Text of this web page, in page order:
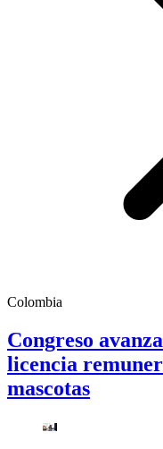
Colombia
Congreso
licencia
mascotas